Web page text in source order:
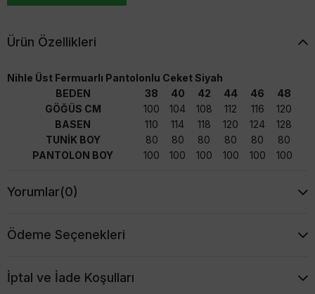
Ürün Özellikleri
Nihle Üst Fermuarlı Pantolonlu Ceket Siyah
BEDEN
38 40 42 44 46
48
GÖĞÜS CM
100 104 108 112 116
120
BASEN
110 114 118 120 124
128
TUNİK BOY
80 80 80 80 80
80
PANTOLON BOY
100 100 100 100 100 100
Yorumlar(0)
Ödeme Seçenekleri
İptal ve İade Koşulları